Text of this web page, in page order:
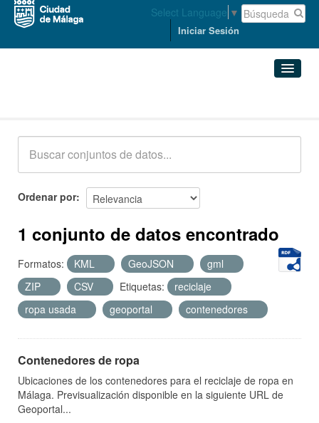
Select Language ▼
Iniciar Sesión
Acerca de
Ordenar por
1 conjunto de datos encontrado
Formatos: KML GeoJSON
gml
ZIP
CSV Etiquetas:
reciclaje
ropa usada
geoportal contenedores
Contenedores de ropa
Ubicaciones de los contenedores para el reciclaje de ropa en
Málaga. Previsualización disponible en la siguiente URL de
Geoportal...